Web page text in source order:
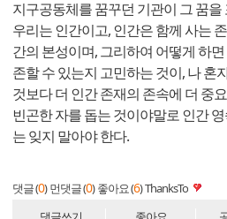
지구공동체를 꿈꾸던 기관이 그 꿈
우리는 인간이고, 인간은 함께 사는
간의 본성이며, 그리하여 어떻게 하
존할 수 있는지 고민하는 것이, 나 혼
것보다 더 인간 존재의 존속에 더 중
빈곤한 자를 돕는 것이야말로 인간
는 잊지 말아야 한다.
댓글 (0) 먼댓글 (0) 좋아요 (6)ThanksTo